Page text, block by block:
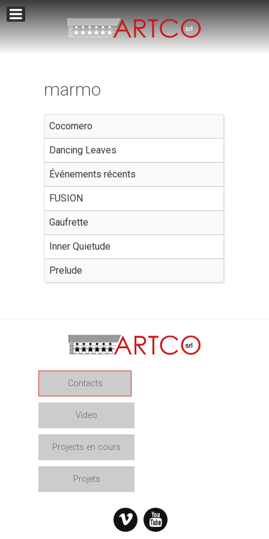
marmo
Cocomero
Dancing Leaves
Événements récents
FUSION
Gaufrette
Inner Quietude
Prelude
Contacts
Video
Projects en cours
Projets